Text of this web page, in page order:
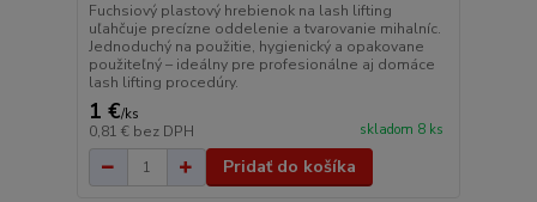
Fuchsiový plastový hrebienok na lash lifting
uľahčuje precízne oddelenie a tvarovanie mihalníc.
Jednoduchý na použitie, hygienický a opakovane
použiteľný – ideálny pre profesionálne aj domáce
lash lifting procedúry.
1 €/ks
0,81 € bez DPH skladom 8 ks
Pridať do košíka